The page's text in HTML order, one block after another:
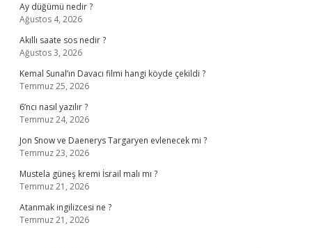
Ay düğümü nedir ?
Ağustos 4, 2026
Akıllı saate sos nedir ?
Ağustos 3, 2026
Kemal Sunal’ın Davacı filmi hangi köyde çekildi ?
Temmuz 25, 2026
6’ncı nasıl yazılır ?
Temmuz 24, 2026
Jon Snow ve Daenerys Targaryen evlenecek mi ?
Temmuz 23, 2026
Mustela güneş kremi İsrail malı mı ?
Temmuz 21, 2026
Atanmak ingilizcesi ne ?
Temmuz 21, 2026